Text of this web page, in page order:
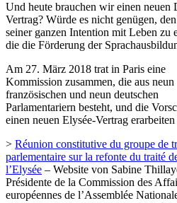
Und heute brauchen wir einen neuen
Vertrag? Würde es nicht genügen,
seiner ganzen Intention mit Leben zu
die die Förderung der
Am 27. März 2018 trat in Paris eine
Kommission zusammen, die aus neun
französischen und neun deutschen
Parlamentariern besteht, und die
einen neuen Elysée-Vertrag
> Réunion constitutive du groupe de
parlementaire sur la refonte du traité
l’Elysée – Website von Sabine
Présidente de la Commission des
européennes de l’Assemblée